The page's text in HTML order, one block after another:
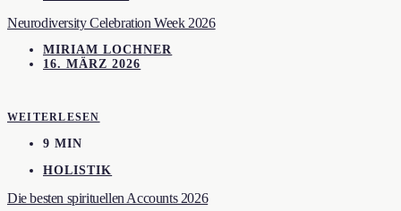
Neurodiversity Celebration Week 2026
MIRIAM LOCHNER
16. MÄRZ 2026
WEITERLESEN
9 MIN
HOLISTIK
Die besten spirituellen Accounts 2026